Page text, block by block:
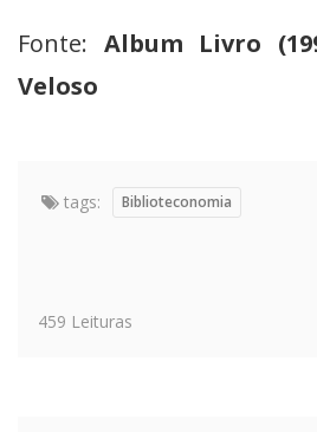
Fonte: Album Livro
Veloso
tags: Biblioteconomia
459 Leituras